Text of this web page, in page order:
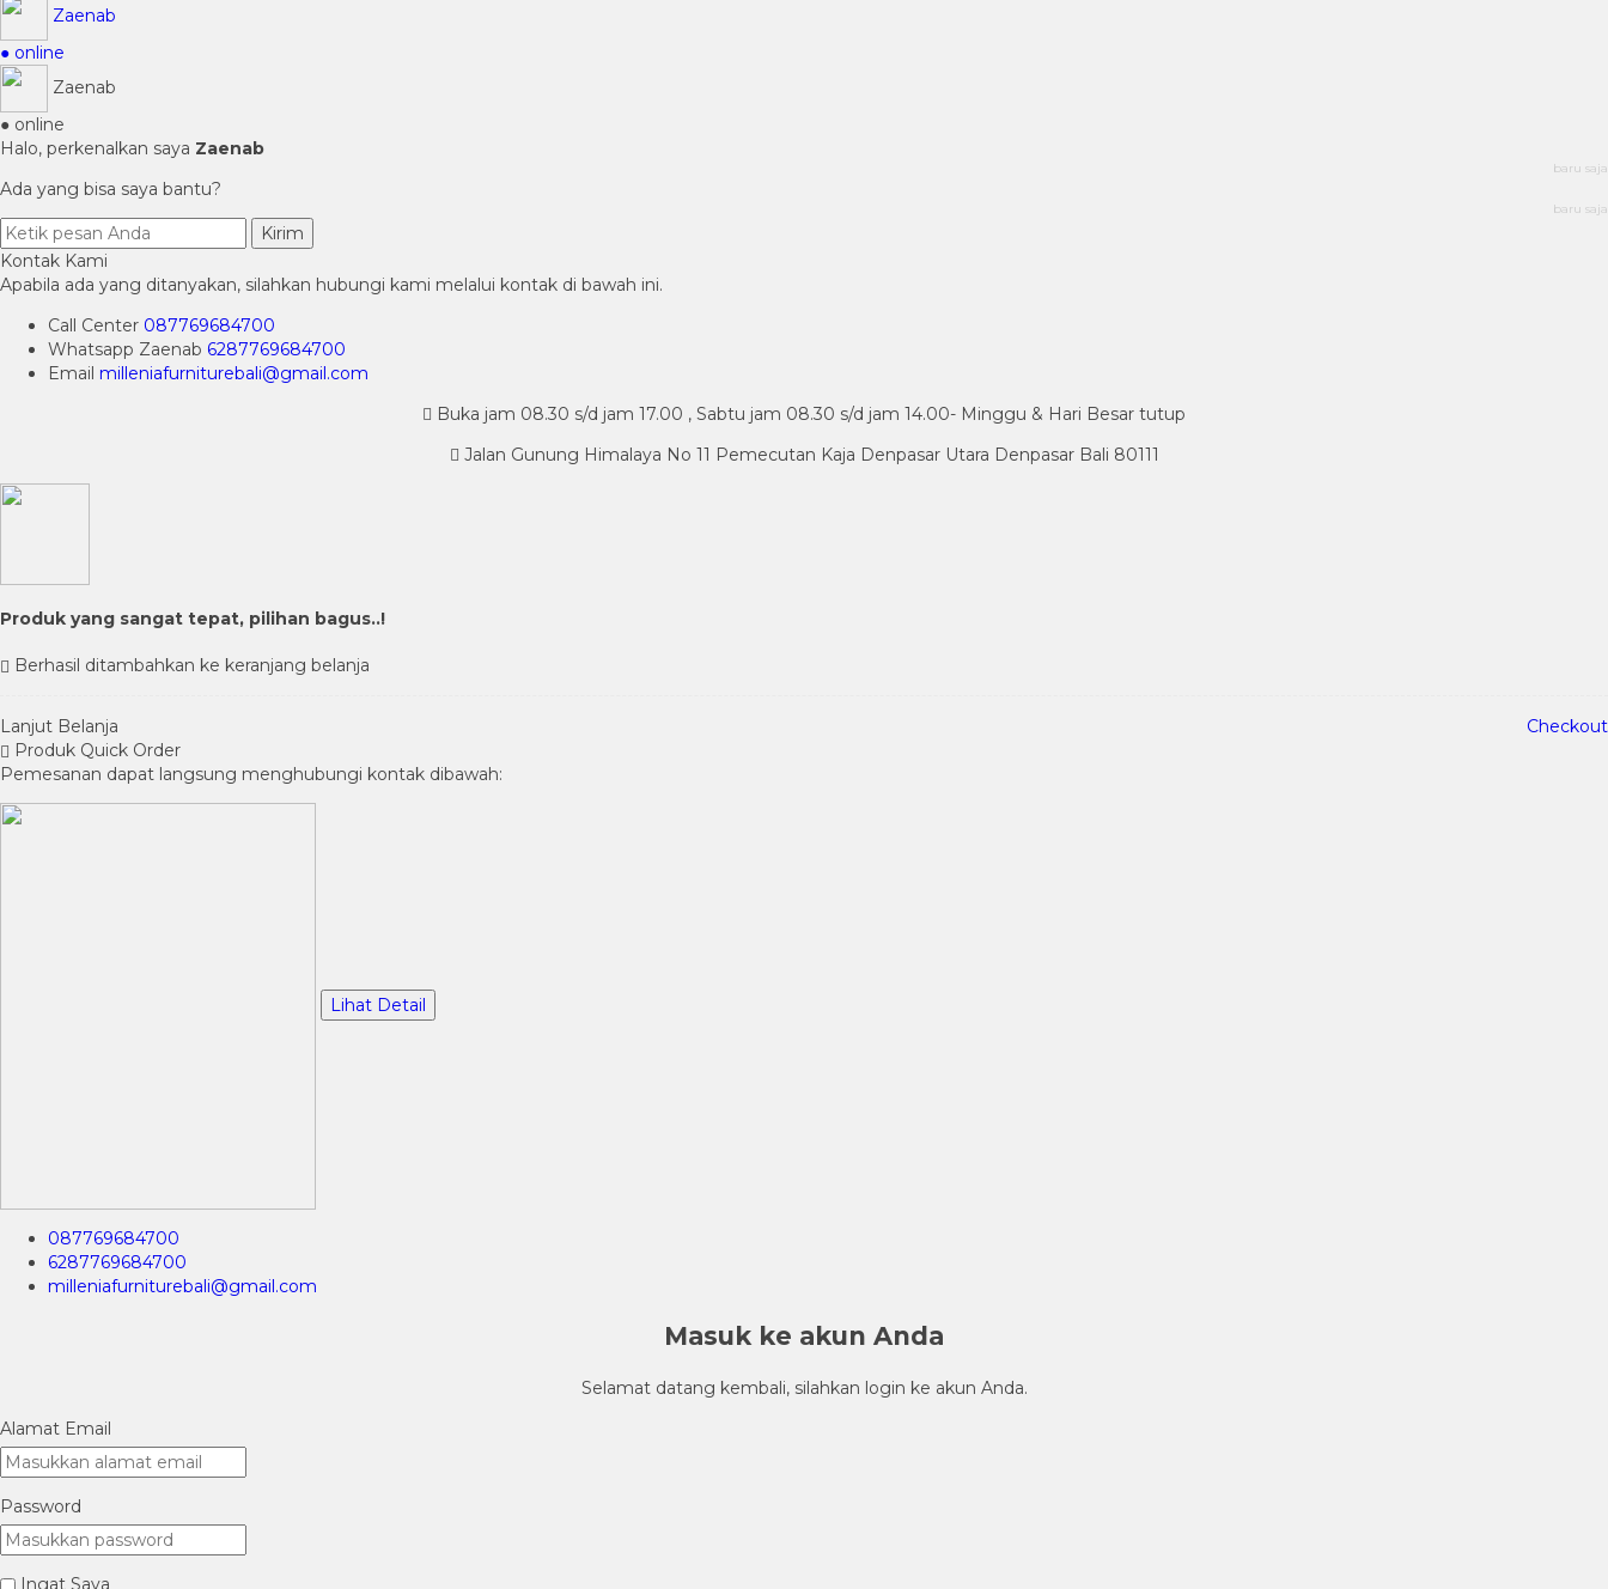
Zaenab
● online
Zaenab
● online
Halo, perkenalkan saya Zaenab
baru saja
Ada yang bisa saya bantu?
baru saja
Kirim
Kontak Kami
Apabila ada yang ditanyakan, silahkan hubungi kami melalui kontak di bawah ini.
Call Center 087769684700
Whatsapp Zaenab 6287769684700
Email milleniafurniturebali@gmail.com
Buka jam 08.30 s/d jam 17.00 , Sabtu jam 08.30 s/d jam 14.00- Minggu & Hari Besar tutup
Jalan Gunung Himalaya No 11 Pemecutan Kaja Denpasar Utara Denpasar Bali 80111
Produk yang sangat tepat, pilihan bagus..!
Berhasil ditambahkan ke keranjang belanja
Lanjut Belanja
Checkout
Produk Quick Order
Pemesanan dapat langsung menghubungi kontak dibawah:
Lihat Detail
087769684700
6287769684700
milleniafurniturebali@gmail.com
Masuk ke akun Anda
Selamat datang kembali, silahkan login ke akun Anda.
Alamat Email
Password
Ingat Saya